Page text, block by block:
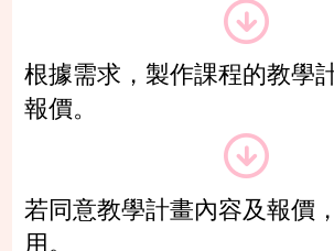
根據需求，製作課程的教學
報價。
若同意教學計畫內容及報價
用。